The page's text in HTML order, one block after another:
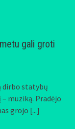
gali groti
dirbo statybų
muziką. Pradėjo
grojo [...]